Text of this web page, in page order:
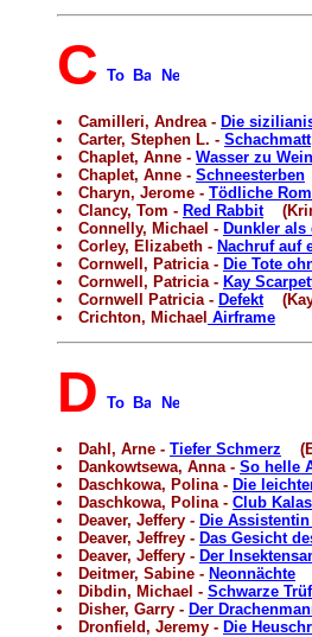
C
Camilleri, Andrea - Die
Carter, Stephen L. - Schachmatt
Chaplet, Anne - Wasser zu Wein
Chaplet, Anne - Schneesterben
Charyn, Jerome - Tödliche
Clancy, Tom - Red Rabbit
Connelly, Michael - Dunkler als
Corley, Elizabeth - Nachruf auf
Cornwell, Patricia - Die Tote
Cornwell, Patricia - Kay
Cornwell Patricia - Defekt(Kay
Crichton, Michael Airframe
D
Dahl, Arne - Tiefer Schmerz
Dankowtsewa, Anna - So helle
Daschkowa, Polina - Die
Daschkowa, Polina - Club
Deaver, Jeffery - Die Assistentin
Deaver, Jeffrey - Das Gesicht
Deaver, Jeffery - Der
Deitmer, Sabine - Neonnächte
Dibdin, Michael - Schwarze
Disher, Garry - Der
Dronfield, Jeremy - Die